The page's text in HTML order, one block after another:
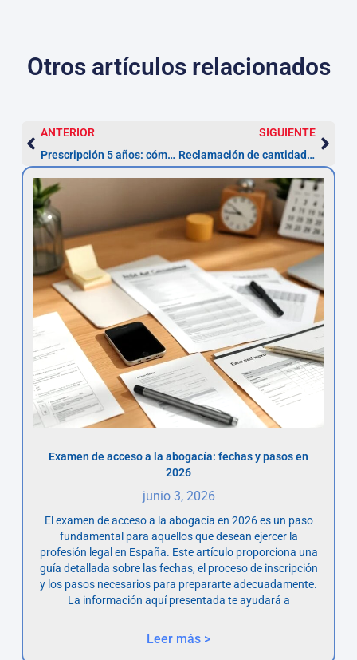
Otros artículos relacionados
ANTERIOR
Prescripción 5 años: cómo reclamar en España
SIGUIENTE
Reclamación de cantidad en Getafe: plazo 5 años para actuar
Examen de acceso a la abogacía: fechas y pasos en
2026
junio 3, 2026
El examen de acceso a la abogacía en 2026 es un paso
fundamental para aquellos que desean ejercer la
profesión legal en España. Este artículo proporciona una
guía detallada sobre las fechas, el proceso de inscripción
y los pasos necesarios para prepararte adecuadamente.
La información aquí presentada te ayudará a
Leer más >